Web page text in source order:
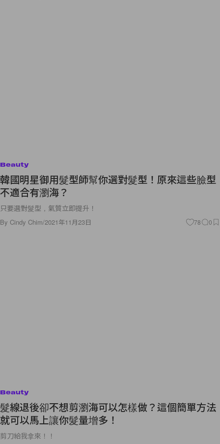
Beauty
韓國明星御用髮型師幫你選對髮型！原來這些臉型
不適合有瀏海？
只要選對髮型，氣質立即提升！
By Cindy Chim/2021年11月23日 78 0
Beauty
髮線退後卻不想剪瀏海可以怎樣做？這個簡單方法
就可以馬上讓你髮量增多！
剪刀給我拿來！！